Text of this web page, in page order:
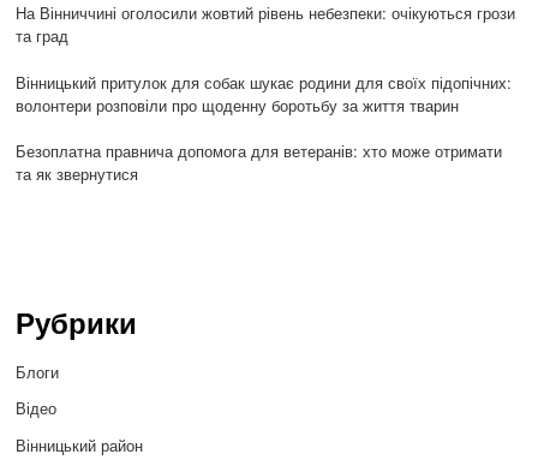
На Вінниччині оголосили жовтий рівень небезпеки: очікуються грози
та град
Вінницький притулок для собак шукає родини для своїх підопічних:
волонтери розповіли про щоденну боротьбу за життя тварин
Безоплатна правнича допомога для ветеранів: хто може отримати
та як звернутися
Рубрики
Блоги
Відео
Вінницький район